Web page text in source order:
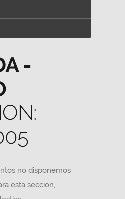
-
no disponemos
esta seccion,